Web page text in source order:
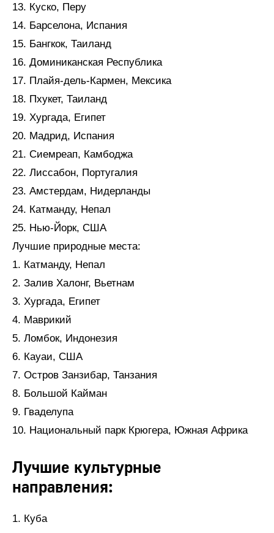
13. Куско, Перу
14. Барселона, Испания
15. Бангкок, Таиланд
16. Доминиканская Республика
17. Плайя-дель-Кармен, Мексика
18. Пхукет, Таиланд
19. Хургада, Египет
20. Мадрид, Испания
21. Сиемреап, Камбоджа
22. Лиссабон, Португалия
23. Амстердам, Нидерланды
24. Катманду, Непал
25. Нью-Йорк, США
Лучшие природные места:
1. Катманду, Непал
2. Залив Халонг, Вьетнам
3. Хургада, Египет
4. Маврикий
5. Ломбок, Индонезия
6. Кауаи, США
7. Остров Занзибар, Танзания
8. Большой Кайман
9. Гваделупа
10. Национальный парк Крюгера, Южная Африка
Лучшие культурные
направления:
1. Куба